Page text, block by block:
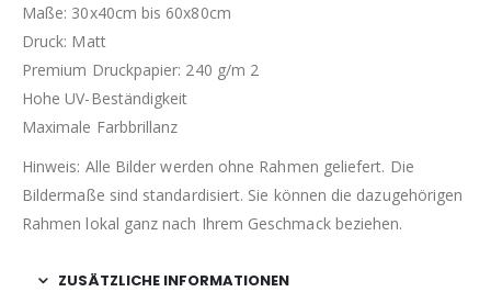
Maße: 30x40cm bis 60x80cm
Druck: Matt
Premium Druckpapier: 240 g/m 2
Hohe UV-Beständigkeit
Maximale Farbbrillanz
Hinweis: Alle Bilder werden ohne Rahmen geliefert. Die
Bildermaße sind standardisiert. Sie können die dazugehörigen
Rahmen lokal ganz nach Ihrem Geschmack beziehen.
ZUSÄTZLICHE INFORMATIONEN